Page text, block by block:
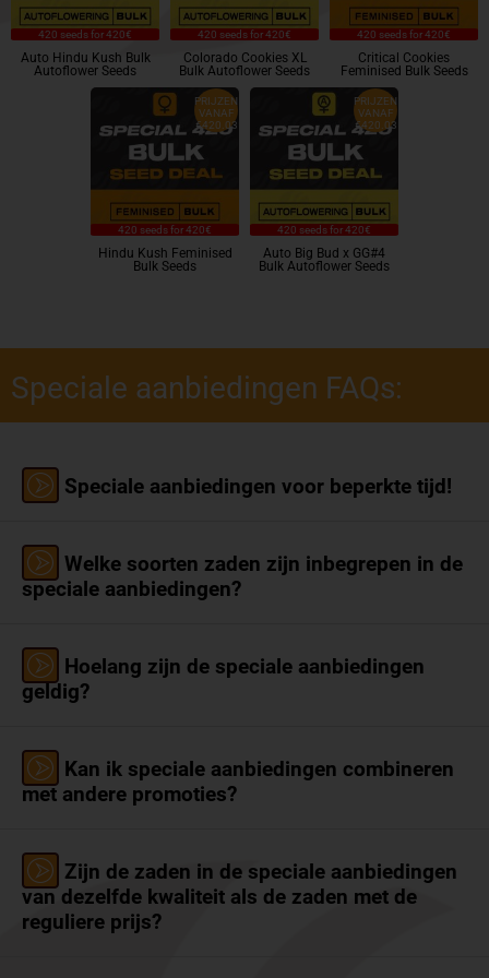
Auto Hindu Kush Bulk
Autoflower Seeds
420 seeds for 420€
Colorado Cookies XL
Bulk Autoflower Seeds
420 seeds for 420€
Critical Cookies
Feminised Bulk Seeds
420 seeds for 420€
PRIJZEN
VANAF
€420.03
Hindu Kush Feminised
Bulk Seeds
420 seeds for 420€
PRIJZEN
VANAF
€420.03
Auto Big Bud x GG#4
Bulk Autoflower Seeds
420 seeds for 420€
Speciale aanbiedingen FAQs:
Speciale aanbiedingen voor beperkte tijd!
Welke soorten zaden zijn inbegrepen in de
speciale aanbiedingen?
Hoelang zijn de speciale aanbiedingen
geldig?
Kan ik speciale aanbiedingen combineren
met andere promoties?
Zijn de zaden in de speciale aanbiedingen
van dezelfde kwaliteit als de zaden met de
reguliere prijs?